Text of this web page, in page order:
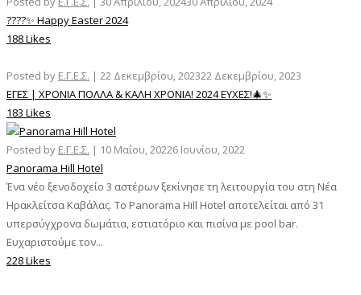
????✨ Happy Easter 2024
188 Likes
Posted by Ε.Γ.Ε.Σ. | 22 Δεκεμβρίου, 202322 Δεκεμβρίου, 2023
ΕΓΕΣ | ΧΡΟΝΙΑ ΠΟΛΛΑ & ΚΑΛΗ ΧΡΟΝΙΑ! 2024 ΕΥΧΕΣ!🎄✨
183 Likes
Posted by Ε.Γ.Ε.Σ. | 10 Μαΐου, 20226 Ιουνίου, 2022
Panorama Hill Hotel
Ένα νέο ξενοδοχείο 3 αστέρων ξεκίνησε τη λειτουργία του στη Νέα
Ηρακλείτσα Καβάλας. Το Panorama Hill Hotel αποτελείται από 31
υπερσύγχρονα δωμάτια, εστιατόριο και πισίνα με pool bar.
Ευχαριστούμε τον...
228 Likes